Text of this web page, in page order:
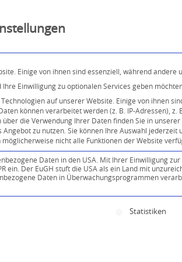
Einige von ihnen sind essenziell, während andere
Ihre Einwilligung zu optionalen Services geben
auf unserer Website. Einige von ihnen
können verarbeitet werden (z. B. IP-Adressen),
die Verwendung Ihrer Daten finden Sie in unserer
Angebot zu nutzen. Sie können Ihre Auswahl jederzeit
nicht alle Funktionen der Website
Daten in den USA. Mit Ihrer Einwilligung
ein. Der EuGH stuft die USA als ein Land mit
Daten in Überwachungsprogrammen
Gruppen, für die eineStatistiken